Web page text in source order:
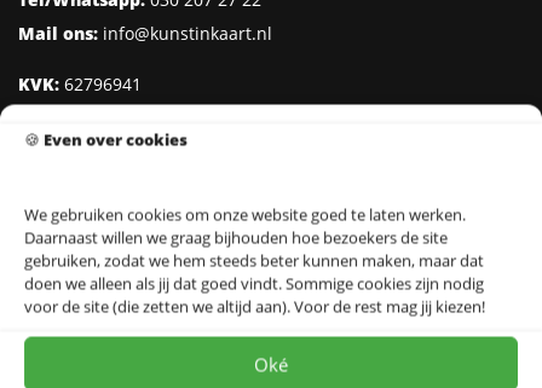
🍪 Even over cookies
We gebruiken cookies om onze website goed te laten werken.
Daarnaast willen we graag bijhouden hoe bezoekers de site
gebruiken, zodat we hem steeds beter kunnen maken, maar dat
doen we alleen als jij dat goed vindt. Sommige cookies zijn nodig
voor de site (die zetten we altijd aan). Voor de rest mag jij kiezen!
Oké
Mail ons: info@kunstinkaart.nl
KVK: 62796941
IBAN:NL95 INGB 0006 8527 18
Klantenservice
Over Kunst in Kaart